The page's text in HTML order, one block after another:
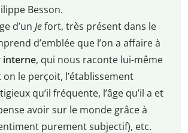
Besson.
d’un Jefort, très présent dans le
d’emblée que l’on a affaire à
interne, qui nous raconte lui-même
le perçoit, l’établissement
qu’il fréquente, l’âge qu’il a et
avoir sur le monde grâce à
purement subjectif), etc.